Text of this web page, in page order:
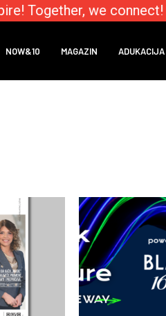
Together, we
NOW&10 MAGAZIN ADUKACIJA